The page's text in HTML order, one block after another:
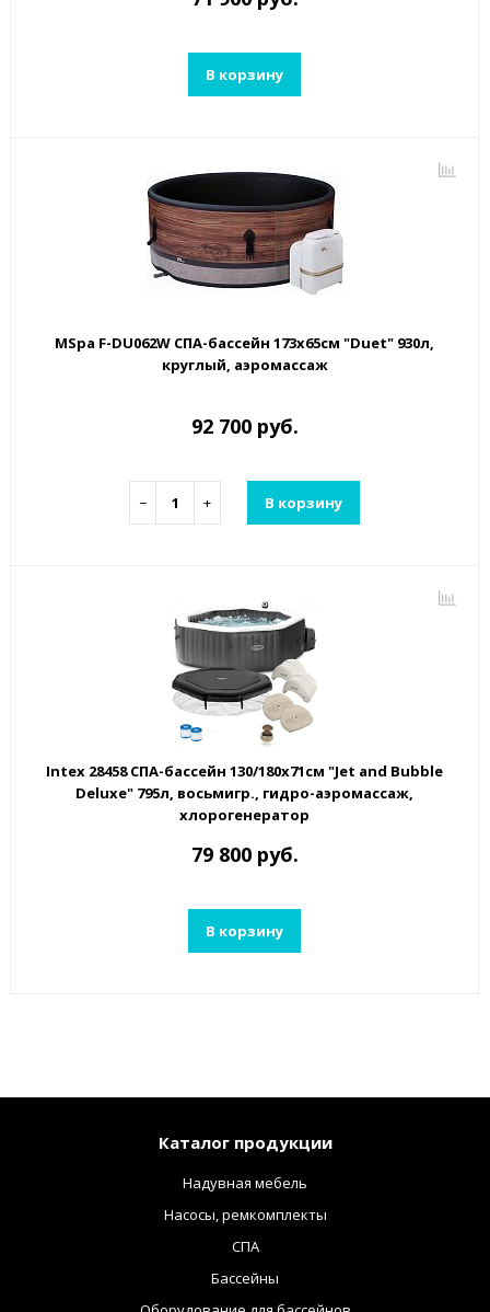
В корзину
MSpa F-DU062W СПА-бассейн 173х65см "Duet" 930л,
круглый, аэромассаж
92 700 руб.
− + В корзину
Intex 28458 СПА-бассейн 130/180х71см "Jet and Bubble
Deluxe" 795л, восьмигр., гидро-аэромассаж,
хлорогенератор
79 800 руб.
В корзину
Каталог продукции
Надувная мебель
Насосы, ремкомплекты
СПА
Бассейны